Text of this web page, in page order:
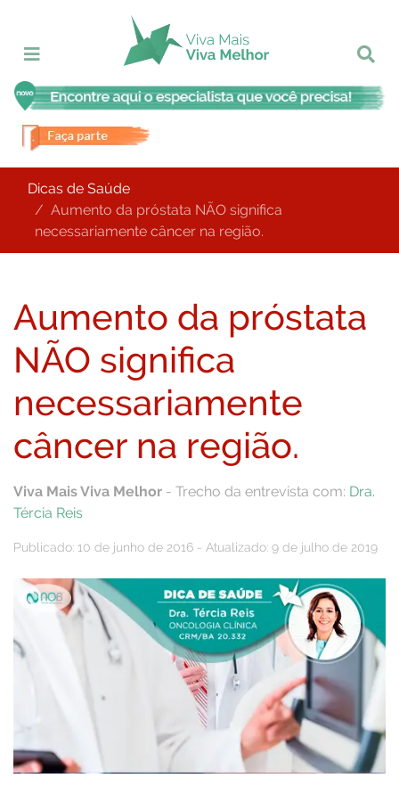
Dicas de Saúde
Aumento da próstata NÃO significa
necessariamente câncer na região.
Aumento da próstata
NÃO significa
necessariamente
câncer na região.
Viva Mais Viva Melhor - Trecho da entrevista com: Dra.
Tércia Reis
Publicado: 10 de junho de 2016 - Atualizado: 9 de julho de 2019